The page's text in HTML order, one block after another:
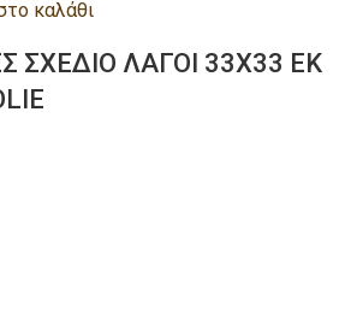
καλάθι
ΣΧΕΔΙΟ ΛΑΓΟΙ 33Χ33 ΕΚ